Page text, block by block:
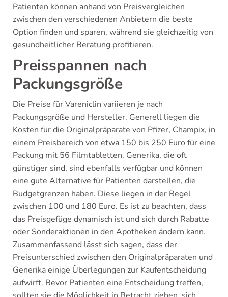
Patienten können anhand von Preisvergleichen
zwischen den verschiedenen Anbietern die beste
Option finden und sparen, während sie gleichzeitig von
gesundheitlicher Beratung profitieren.
Preisspannen nach
Packungsgröße
Die Preise für Vareniclin variieren je nach
Packungsgröße und Hersteller. Generell liegen die
Kosten für die Originalpräparate von Pfizer, Champix, in
einem Preisbereich von etwa 150 bis 250 Euro für eine
Packung mit 56 Filmtabletten. Generika, die oft
günstiger sind, sind ebenfalls verfügbar und können
eine gute Alternative für Patienten darstellen, die
Budgetgrenzen haben. Diese liegen in der Regel
zwischen 100 und 180 Euro. Es ist zu beachten, dass
das Preisgefüge dynamisch ist und sich durch Rabatte
oder Sonderaktionen in den Apotheken ändern kann.
Zusammenfassend lässt sich sagen, dass der
Preisunterschied zwischen den Originalpräparaten und
Generika einige Überlegungen zur Kaufentscheidung
aufwirft. Bevor Patienten eine Entscheidung treffen,